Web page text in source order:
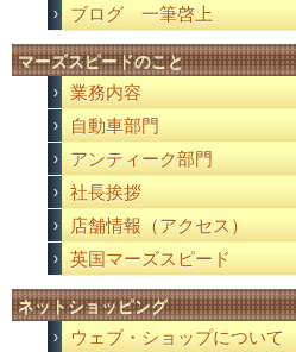
ブログ 一筆啓上
マーズスピードのこと
業務内容
自動車部門
アンティーク部門
社長挨拶
店舗情報（アクセス）
英国マーズスピード
ネットショッピング
ウェブ・ショップについて